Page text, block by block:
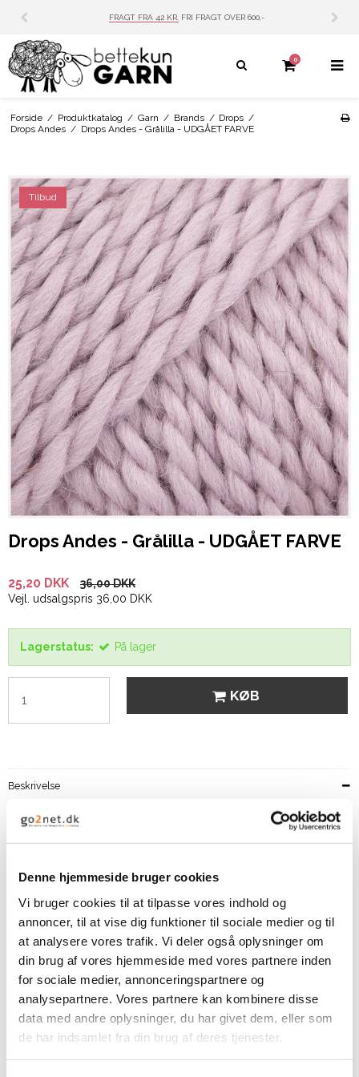
Denne hjemmeside bruger cookies
Vi bruger cookies til at tilpasse vores indhold og
annoncer, til at vise dig funktioner til sociale medier og til
at analysere vores trafik. Vi deler også oplysninger om
din brug af vores hjemmeside med vores partnere inden
for sociale medier, annonceringspartnere og
analysepartnere. Vores partnere kan kombinere disse
data med andre oplysninger, du har givet dem, eller som
de har indsamlet fra din brug af deres tjenester.
FRAGT FRA 42 KR. FRI FRAGT OVER 600,-
0
Forside / Produktkatalog / Garn / Brands / Drops /
Drops Andes / Drops Andes - Grålilla - UDGÅET FARVE
Tilbud
Drops Andes - Grålilla - UDGÅET FARVE
25,20 DKK
36,00 DKK
Vejl. udsalgspris 36,00 DKK
Lagerstatus: På lager
KØB
Beskrivelse
DROPS Andes er et 2-trådet traditionelt spundet garn i 65%
Peruvian Highland uld og 35% superfin alpaca. Blandingen løfter
bidrager til bedre formstabilitet.
Garnfibrene er ubehandlet, det betyder at de kun er vasket, og
ikke udsat for nogen kemisk behandling før farvning. Dette
fremhæver garnets naturlige egenskaber samtidig som det får en
bedre formstabilitet og flottere textur.
DROPS Andes indeholder flere mixfarver, dette betyder at ulden
er produceret ved at karte farverne sammen før garnet spindes,
dette giver en flot mixeffekt.
DROPS Andes er en letstrikket kvalitet for tykke pinde, den egner
sig godt til at filte og passer perfekt til vintertøj, tilbehør og
interiør.